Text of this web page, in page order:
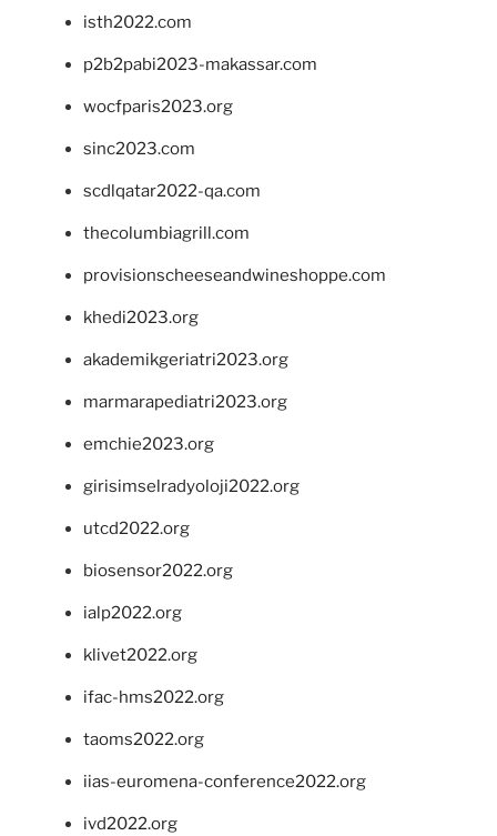
isth2022.com
p2b2pabi2023-makassar.com
wocfparis2023.org
sinc2023.com
scdlqatar2022-qa.com
thecolumbiagrill.com
provisionscheeseandwineshoppe.com
khedi2023.org
akademikgeriatri2023.org
marmarapediatri2023.org
emchie2023.org
girisimselradyoloji2022.org
utcd2022.org
biosensor2022.org
ialp2022.org
klivet2022.org
ifac-hms2022.org
taoms2022.org
iias-euromena-conference2022.org
ivd2022.org